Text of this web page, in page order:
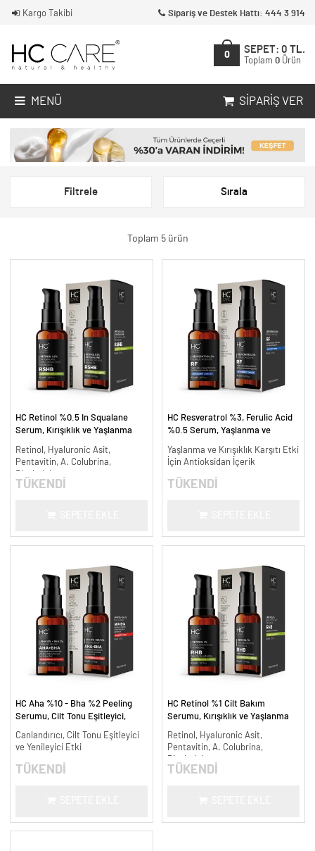
Kargo Takibi Sipariş ve Destek Hattı: 444 3 914
0
SEPET: 0 TL.
Toplam 0 Ürün
MENÜ SIPARIŞ VER
Filtrele Sırala
Toplam 5 ürün
HC Retinol %0.5 In Squalane
Serum, Kırışıklık ve Yaşlanma
Retinol, Hyaluronic Asit,
Pentavitin, A. Colubrina,
Bisabolol
TÜKENDİ
HC Resveratrol %3, Ferulic Acid
%0.5 Serum, Yaşlanma ve
Yaşlanma ve Kırışıklık Karşıtı Etki
İçin Antioksidan İçerik
TÜKENDİ
HC Aha %10 - Bha %2 Peeling
Serumu, Cilt Tonu Eşitleyici,
Canlandırıcı, Cilt Tonu Eşitleyici
ve Yenileyici Etki
TÜKENDİ
HC Retinol %1 Cilt Bakım
Serumu, Kırışıklık ve Yaşlanma
Retinol, Hyaluronic Asit,
Pentavitin, A. Colubrina,
TÜKENDİ